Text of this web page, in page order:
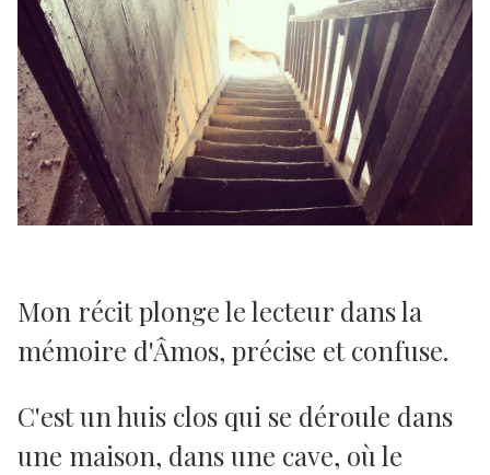
Mon récit plonge le lecteur dans la
mémoire d'Âmos, précise et confuse.
C'est un huis clos qui se déroule dans
une maison, dans une cave, où le